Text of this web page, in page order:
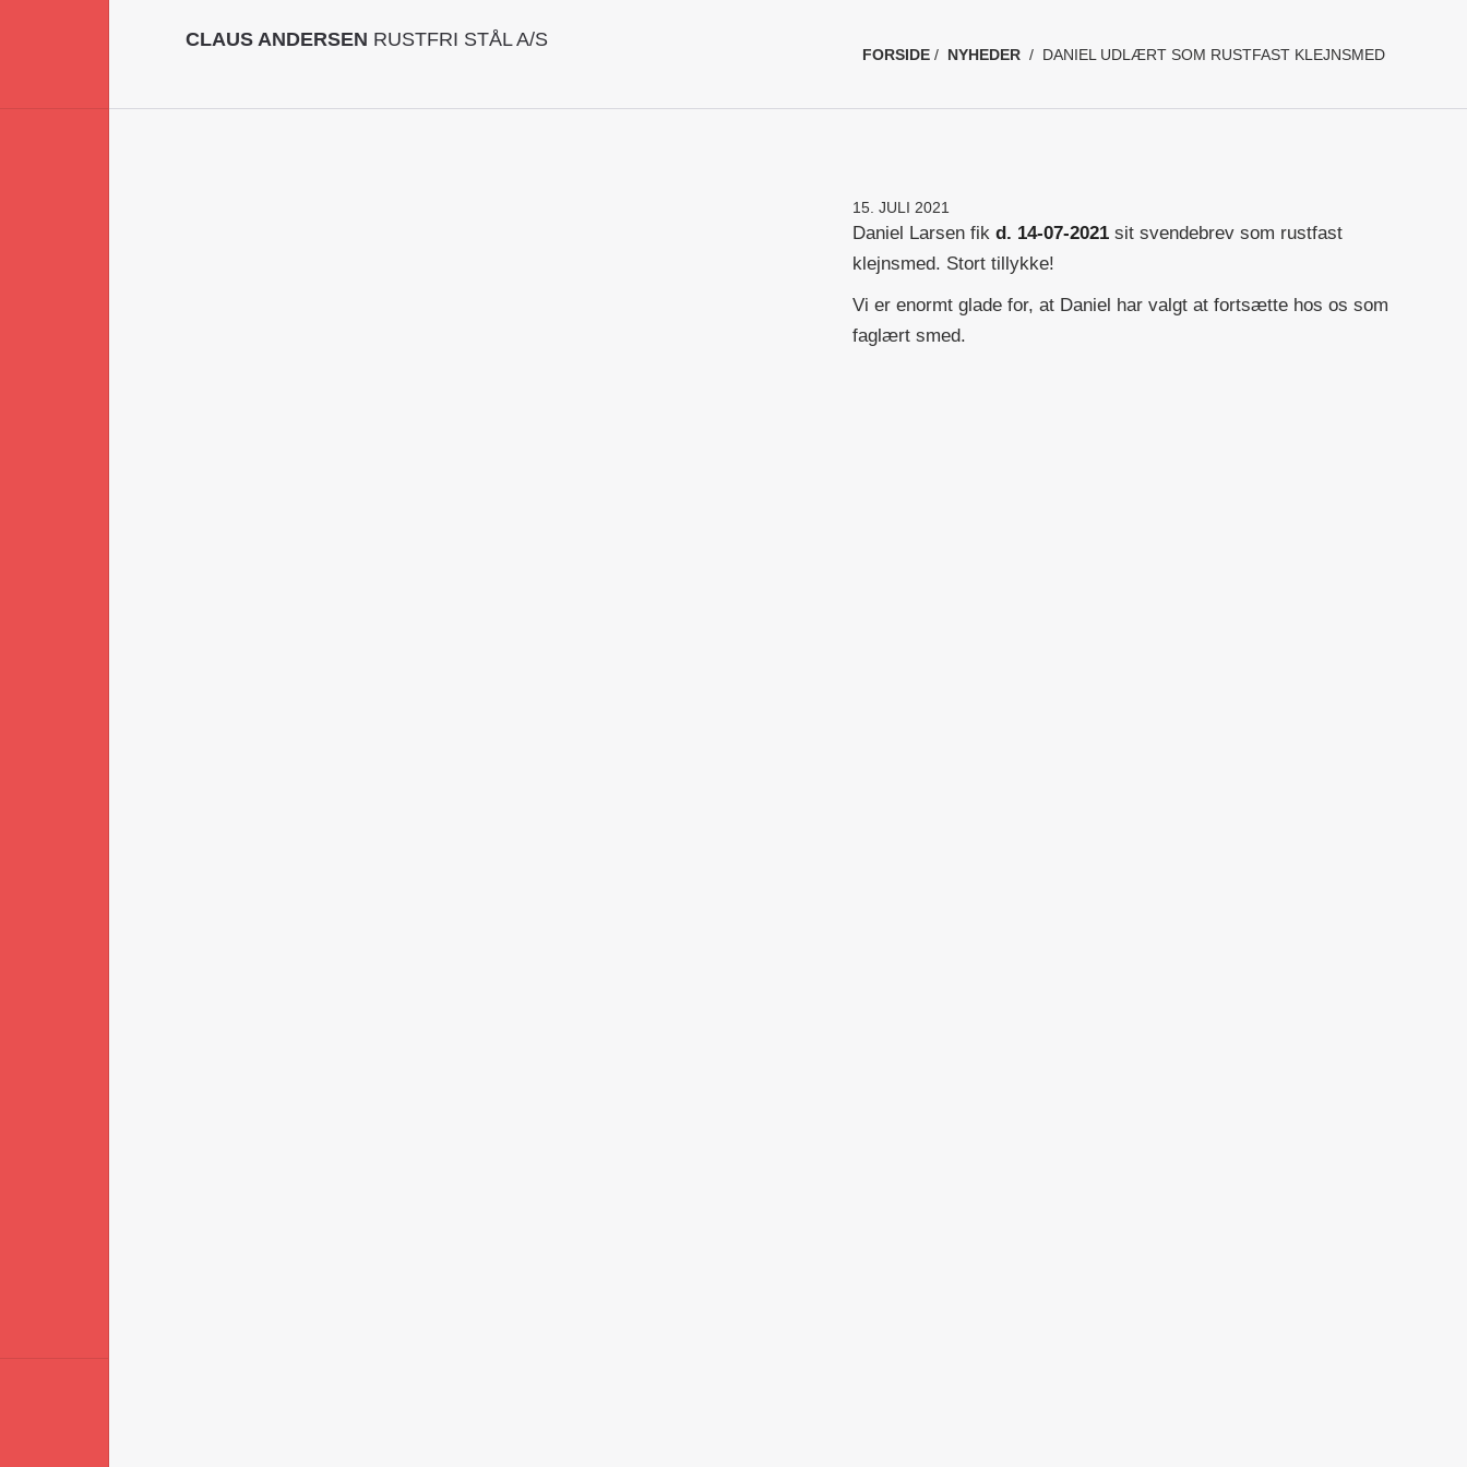
CLAUS ANDERSEN RUSTFRI STÅL A/S
FORSIDE / NYHEDER / DANIEL UDLÆRT SOM RUSTFAST KLEJNSMED
15. JULI 2021
Daniel Larsen fik d. 14-07-2021 sit svendebrev som rustfast
klejnsmed. Stort tillykke!
Vi er enormt glade for, at Daniel har valgt at fortsætte hos os som
faglært smed.